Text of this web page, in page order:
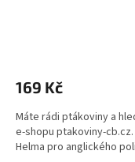
169 Kč
Máte rádi ptákoviny a
e-shopu ptakoviny-
Helma pro anglického